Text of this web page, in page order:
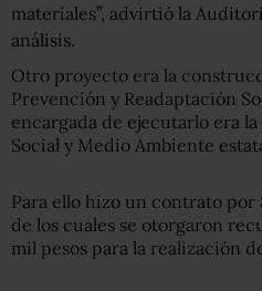
materiales”, advirtió la
análisis.
Otro proyecto era la
Prevención y Readaptación
encargada de ejecutarlo era
Social y Medio Ambiente
Para ello hizo un contrato por
de los cuales se otorgaron
mil pesos para la realización